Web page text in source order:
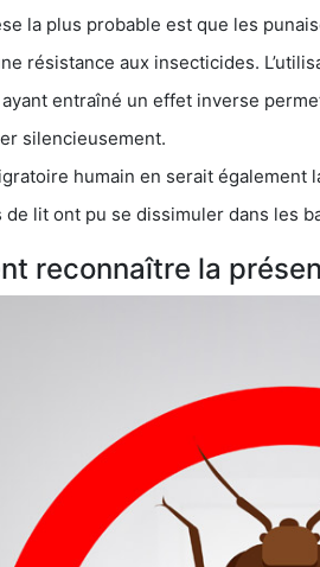
la plus probable est que les punaises de
aux insecticides. L’utilisation
entraîné un effet inverse permettant donc aux
silencieusement.
humain en serait également la cause.
lit ont pu se dissimuler dans les bagages de
reconnaître la